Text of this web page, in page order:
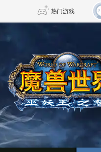
热门游戏
DNF 传奇4
剑网3旗舰版 新天龙八部
诛仙世界